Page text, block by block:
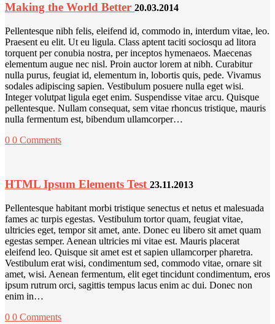
Making the World Better 20.03.2014
Pellentesque nibh felis, eleifend id, commodo in, interdum vitae, leo.
Praesent eu elit. Ut eu ligula. Class aptent taciti sociosqu ad litora
torquent per conubia nostra, per inceptos hymenaeos. Maecenas
elementum augue nec nisl. Proin auctor lorem at nibh. Curabitur
nulla purus, feugiat id, elementum in, lobortis quis, pede. Vivamus
sodales adipiscing sapien. Vestibulum posuere nulla eget wisi.
Integer volutpat ligula eget enim. Suspendisse vitae arcu. Quisque
pellentesque. Nullam consequat, sem vitae rhoncus tristique, mauris
nulla fermentum est, bibendum ullamcorper…
0 0 Comments
HTML Ipsum Elements Test 23.11.2013
Pellentesque habitant morbi tristique senectus et netus et malesuada
fames ac turpis egestas. Vestibulum tortor quam, feugiat vitae,
ultricies eget, tempor sit amet, ante. Donec eu libero sit amet quam
egestas semper. Aenean ultricies mi vitae est. Mauris placerat
eleifend leo. Quisque sit amet est et sapien ullamcorper pharetra.
Vestibulum erat wisi, condimentum sed, commodo vitae, ornare sit
amet, wisi. Aenean fermentum, elit eget tincidunt condimentum, eros
ipsum rutrum orci, sagittis tempus lacus enim ac dui. Donec non
enim in…
0 0 Comments